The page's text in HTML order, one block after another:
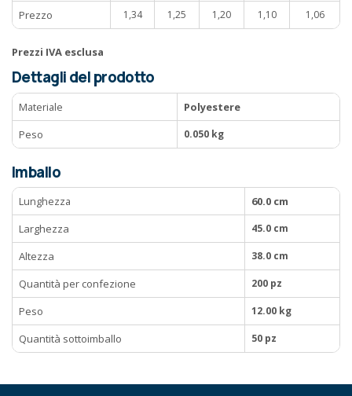
Prezzo 1,34 1,25 1,20 1,10 1,06
Prezzi IVA esclusa
Dettagli del prodotto
Materiale
Polyestere
Peso
0.050 kg
Imballo
Lunghezza
60.0 cm
Larghezza
45.0 cm
Altezza 38.0 cm
Quantità per confezione 200 pz
Peso 12.00 kg
Quantità sottoimballo 50 pz